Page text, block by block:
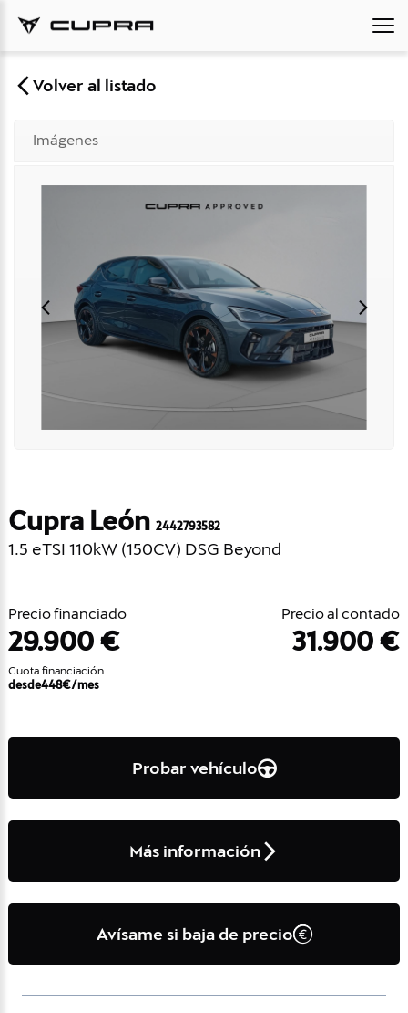
Volver al listado
Imágenes
Cupra León 2442793582
1.5 eTSI 110kW (150CV) DSG Beyond
Precio financiado
29.900 €
Cuota financiación
desde448€/mes
Precio al contado
31.900 €
Probar vehículo
Más información
Avísame si baja de precio